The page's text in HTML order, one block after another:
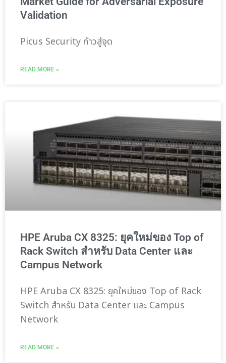
Validation
Picus Security ก้าวสู่จุด
READ MORE »
HPE Aruba CX 8325: ยุคใหม่ของ Top of
Rack Switch สำหรับ Data Center และ
Campus Network
HPE Aruba CX 8325: ยุคใหม่ของ Top of Rack
Switch สำหรับ Data Center และ Campus
Network
READ MORE »